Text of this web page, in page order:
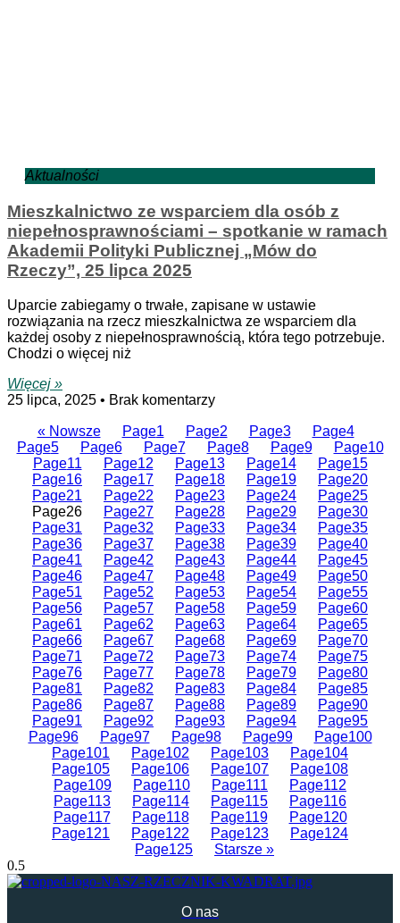
Aktualności
Mieszkalnictwo ze wsparciem dla osób z
niepełnosprawnościami – spotkanie w ramach
Akademii Polityki Publicznej „Mów do
Rzeczy”, 25 lipca 2025
Uparcie zabiegamy o trwałe, zapisane w ustawie
rozwiązania na rzecz mieszkalnictwa ze wsparciem dla
każdej osoby z niepełnosprawnością, która tego potrzebuje.
Chodzi o więcej niż
Więcej »
25 lipca, 2025
Brak komentarzy
« Nowsze Page1 Page2 Page3 Page4
Page5 Page6 Page7 Page8 Page9 Page10
Page11 Page12 Page13 Page14 Page15
Page16 Page17 Page18 Page19 Page20
Page21 Page22 Page23 Page24 Page25
Page26 Page27 Page28 Page29 Page30
Page31 Page32 Page33 Page34 Page35
Page36 Page37 Page38 Page39 Page40
Page41 Page42 Page43 Page44 Page45
Page46 Page47 Page48 Page49 Page50
Page51 Page52 Page53 Page54 Page55
Page56 Page57 Page58 Page59 Page60
Page61 Page62 Page63 Page64 Page65
Page66 Page67 Page68 Page69 Page70
Page71 Page72 Page73 Page74 Page75
Page76 Page77 Page78 Page79 Page80
Page81 Page82 Page83 Page84 Page85
Page86 Page87 Page88 Page89 Page90
Page91 Page92 Page93 Page94 Page95
Page96 Page97 Page98 Page99 Page100
Page101 Page102 Page103 Page104
Page105 Page106 Page107 Page108
Page109 Page110 Page111 Page112
Page113 Page114 Page115 Page116
Page117 Page118 Page119 Page120
Page121 Page122 Page123 Page124
Page125 Starsze »
O nas